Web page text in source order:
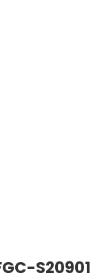
S20901